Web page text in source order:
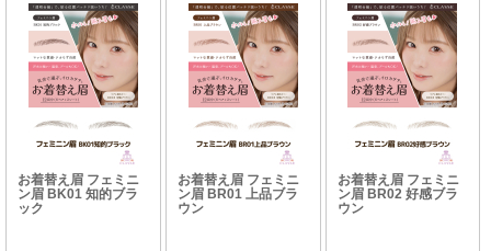
お着替え眉 フェミニ
ン眉 BK01 知的ブラ
ック
お着替え眉 フェミニ
ン眉 BR01 上品ブラ
ウン
お着替え眉 フェミニ
ン眉 BR02 好感ブラ
ウン